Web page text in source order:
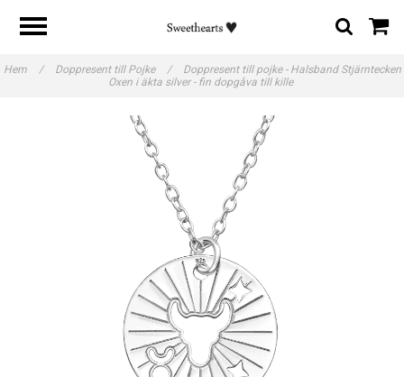
Hem / Doppresent till Pojke /
Doppresent till pojke - Halsband Stjärntecken
Oxen i äkta silver - fin dopgåva till kille